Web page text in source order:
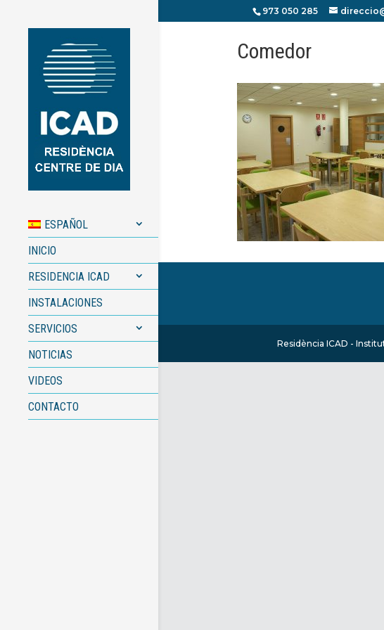
973 050 285
ESPAÑOL
INICIO
RESIDENCIA ICAD
INSTALACIONES
SERVICIOS
NOTICIAS
VIDEOS
CONTACTO
Comedor
Residència ICAD -